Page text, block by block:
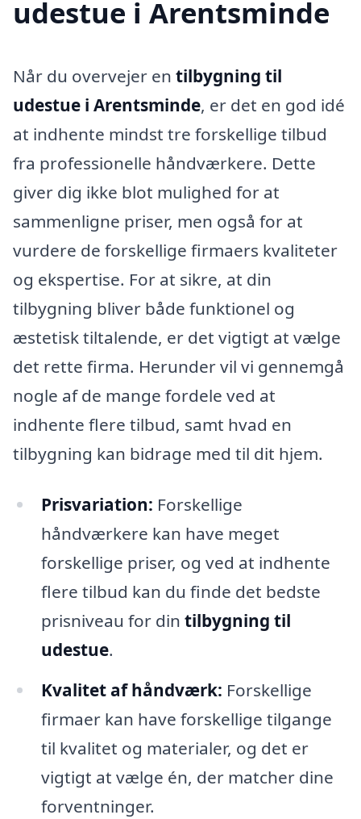
udestue i Arentsminde
Når du overvejer en tilbygning til
udestue i Arentsminde, er det en god idé
at indhente mindst tre forskellige tilbud
fra professionelle håndværkere. Dette
giver dig ikke blot mulighed for at
sammenligne priser, men også for at
vurdere de forskellige firmaers kvaliteter
og ekspertise. For at sikre, at din
tilbygning bliver både funktionel og
æstetisk tiltalende, er det vigtigt at vælge
det rette firma. Herunder vil vi gennemgå
nogle af de mange fordele ved at
indhente flere tilbud, samt hvad en
tilbygning kan bidrage med til dit hjem.
Prisvariation: Forskellige
håndværkere kan have meget
forskellige priser, og ved at indhente
flere tilbud kan du finde det bedste
prisniveau for din tilbygning til
udestue.
Kvalitet af håndværk: Forskellige
firmaer kan have forskellige tilgange
til kvalitet og materialer, og det er
vigtigt at vælge én, der matcher dine
forventninger.